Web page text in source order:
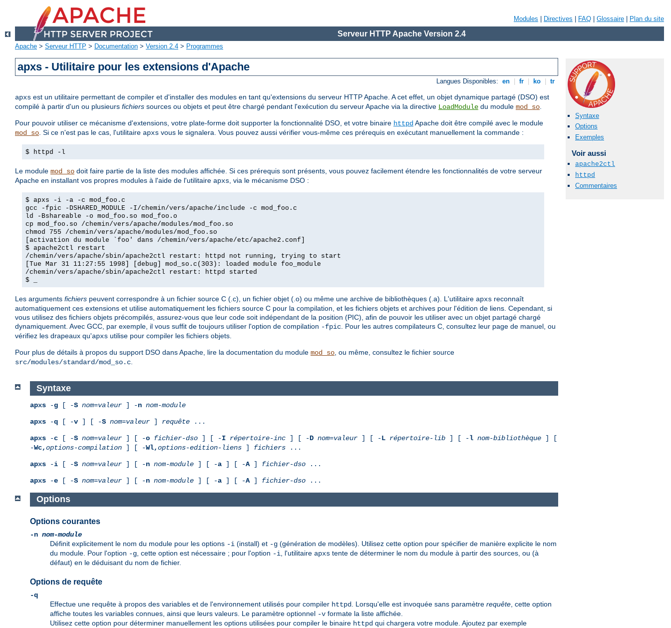
Modules Directives FAQ Glossaire Plan du site
Serveur HTTP Apache Version 2.4
Apache > Serveur HTTP > Documentation > Version 2.4 > Programmes
apxs - Utilitaire pour les extensions d'Apache
Langues Disponibles: en fr ko tr
apxs est un utilitaire permettant de compiler et d'installer des modules en tant qu'extensions du serveur HTTP Apache. A cet effet, un objet dynamique partagé (DSO) est
compilé à partir d'un ou plusieurs fichiers sources ou objets et peut être chargé pendant l'exécution du serveur Apache via la directive LoadModule du module mod_so.
Pour pouvoir utiliser ce mécanisme d'extensions, votre plate-forme doit supporter la fonctionnalité DSO, et votre binaire httpdApache doit être compilé avec le module
mod_so. Si ce n'est pas le cas, l'utilitaire apxs vous le signalera. Vous pouvez aussi vérifier vous-même ces prérequis en exécutant manuellement la commande :
$ httpd -l
Le module mod_so doit faire partie de la liste des modules affichée. Si ces prérequis sont présents, vous pouvez facilement étendre les fonctionnalités de votre serveur
Apache en installant vos propres modules à l'aide de l'utilitaire apxs, via le mécanisme DSO :
$ apxs -i -a -c mod_foo.c
gcc -fpic -DSHARED_MODULE -I/chemin/vers/apache/include -c mod_foo.c
ld -Bshareable -o mod_foo.so mod_foo.o
cp mod_foo.so /chemin/vers/apache/modules/mod_foo.so
chmod 755 /chemin/vers/apache/modules/mod_foo.so
[activation du module `foo' dans /chemin/vers/apache/etc/apache2.conf]
$ apache2ctl restart
/chemin/vers/apache/sbin/apache2ctl restart: httpd not running, trying to start
[Tue Mar 31 11:27:55 1998] [debug] mod_so.c(303): loaded module foo_module
/chemin/vers/apache/sbin/apache2ctl restart: httpd started
$ _
Les arguments fichiers peuvent correspondre à un fichier source C (.c), un fichier objet (.o) ou même une archive de bibliothèques (.a). L'utilitaire apxs reconnaît
automatiquement ces extensions et utilise automatiquement les fichiers source C pour la compilation, et les fichiers objets et archives pour l'édition de liens. Cependant, si
vous utilisez des fichiers objets précompilés, assurez-vous que leur code soit indépendant de la position (PIC), afin de pouvoir les utiliser avec un objet partagé chargé
dynamiquement. Avec GCC, par exemple, il vous suffit de toujours utiliser l'option de compilation -fpic. Pour les autres compilateurs C, consultez leur page de manuel, ou
vérifiez les drapeaux qu'apxs utilise pour compiler les fichiers objets.
Pour plus de détails à propos du support DSO dans Apache, lire la documentation du module mod_so, ou même, consultez le fichier source
src/modules/standard/mod_so.c.
Syntaxe
Options
Exemples
Voir aussi
apache2ctl
httpd
Commentaires
Syntaxe
apxs -g [ -S nom=valeur ] -n nom-module
apxs -q [ -v ] [ -S nom=valeur ] requête ...
apxs -c [ -S nom=valeur ] [ -o fichier-dso ] [ -I répertoire-inc ] [ -D nom=valeur ] [ -L répertoire-lib ] [ -l nom-bibliothèque ] [
-Wc,options-compilation ] [ -Wl,options-edition-liens ] fichiers ...
apxs -i [ -S nom=valeur ] [ -n nom-module ] [ -a ] [ -A] fichier-dso ...
apxs -e [ -S nom=valeur ] [ -n nom-module ] [ -a ] [ -A] fichier-dso ...
Options
Options courantes
-n nom-module
Définit explicitement le nom du module pour les options -i (install) et -g (génération de modèles). Utilisez cette option pour spécifier de manière explicite le nom
du module. Pour l'option -g , cette option est nécessaire ; pour l'option -i , l'utilitaire apxs tente de déterminer le nom du module à partir des sources, ou (à
défaut) en le déduisant du nom de fichier.
Options de requête
-q
Effectue une requête à propos des variables et de l'environnement utilisés pour compiler httpd . Lorsqu'elle est invoquée sans paramètre requête , cette option
affiche toutes les variables connues, ainsi que leurs valeurs. Le paramètre optionnel -v formate la liste affichée.
Utilisez cette option pour déterminer manuellement les options utilisées pour compiler le binaire httpd qui chargera votre module. Ajoutez par exemple